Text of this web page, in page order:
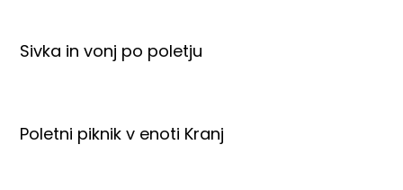
Sivka in vonj po poletju
Poletni piknik v enoti Kranj